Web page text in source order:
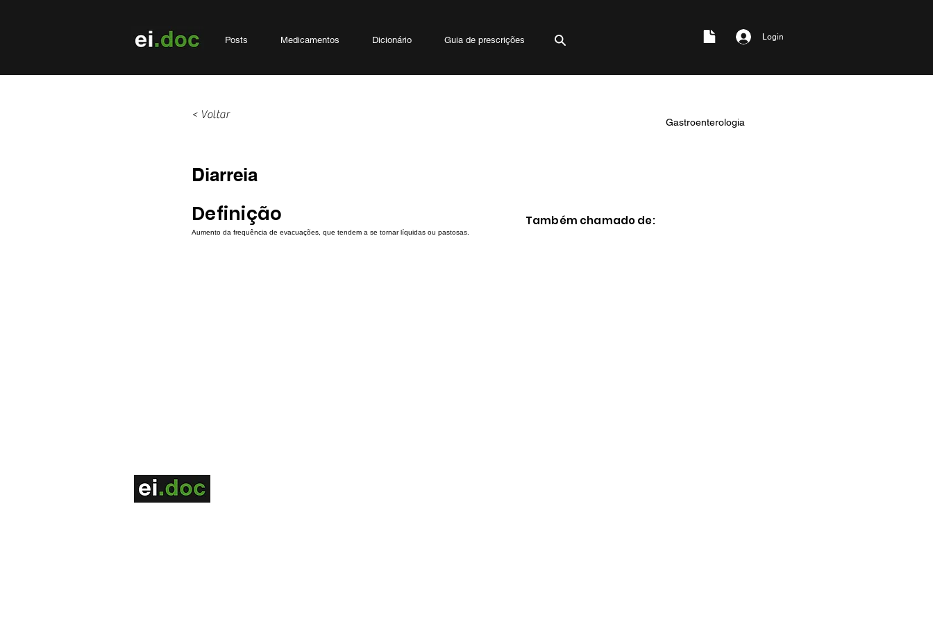
Posts Medicamentos Dicionário Guia de prescrições Login
< Voltar
Gastroenterologia
Diarreia
Definição
Aumento da frequência de evacuações, que tendem a se tornar líquidas ou pastosas.
Também chamado de: